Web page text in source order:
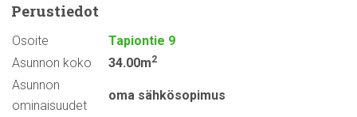
Perustiedot
Osoite
Tapiontie 9
Asunnon koko
34.00m2
Asunnon
ominaisuudet
oma sähkösopimus